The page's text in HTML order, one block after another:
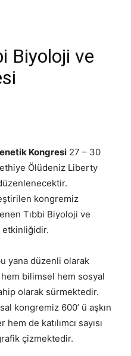
Biyoloji ve
Kongresi 27 – 30
Ölüdeniz Liberty
kongremiz
Tıbbi Biyoloji ve
etkinliğidir.
yana düzenli olarak
bilimsel hem sosyal
olarak sürmektedir.
kongremiz 600’ ü aşkın
de katılımcı sayısı
çizmektedir.